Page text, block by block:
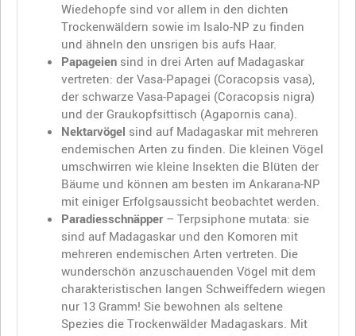
Wiedehopfe sind vor allem in den dichten
Trockenwäldern sowie im Isalo-NP zu finden
und ähneln den unsrigen bis aufs Haar.
Papageien sind in drei Arten auf Madagaskar
vertreten: der Vasa-Papagei (Coracopsis vasa),
der schwarze Vasa-Papagei (Coracopsis nigra)
und der Graukopfsittisch (Agapornis cana).
Nektarvögel sind auf Madagaskar mit mehreren
endemischen Arten zu finden. Die kleinen Vögel
umschwirren wie kleine Insekten die Blüten der
Bäume und können am besten im Ankarana-NP
mit einiger Erfolgsaussicht beobachtet werden.
Paradiesschnäpper – Terpsiphone mutata: sie
sind auf Madagaskar und den Komoren mit
mehreren endemischen Arten vertreten. Die
wunderschön anzuschauenden Vögel mit dem
charakteristischen langen Schweiffedern wiegen
nur 13 Gramm! Sie bewohnen als seltene
Spezies die Trockenwälder Madagaskars. Mit